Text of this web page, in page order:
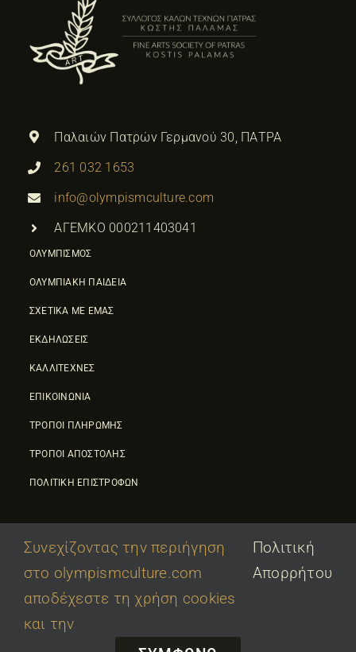
Παλαιών Πατρών Γερμανού 30, ΠΑΤΡΑ
261 032 1653
info@olympismculture.com
ΑΓΕΜΚΟ 000211403041
ΟΛΥΜΠΙΣΜΟΣ
ΟΛΥΜΠΙΑΚΗ ΠΑΙΔΕΙΑ
ΣΧΕΤΙΚΑ ΜΕ ΕΜΑΣ
ΕΚΔΗΛΩΣΕΙΣ
ΚΑΛΛΙΤΕΧΝΕΣ
ΕΠΙΚΟΙΝΩΝΙΑ
ΤΡΟΠΟΙ ΠΛΗΡΩΜΗΣ
ΤΡΟΠΟΙ ΑΠΟΣΤΟΛΗΣ
ΠΟΛΙΤΙΚΗ ΕΠΙΣΤΡΟΦΩΝ
© 2026 • Olympic Culture Center • Powered By
Όροι Χρήσης Πολιτική Απορρήτου
Συνεχίζοντας την περιήγηση
στο olympismculture.com
αποδέχεστε τη χρήση cookies
και την
Πολιτική
Απορρήτου